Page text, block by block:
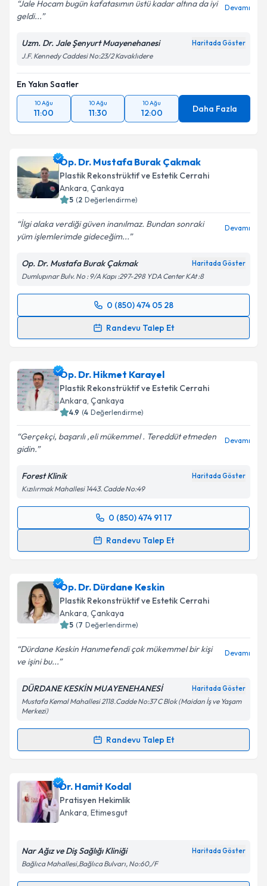
Jale Hocam bugün kafatasımın üstü kadar altına da iyi
geldi...
Devamı
Uzm. Dr. Jale Şenyurt Muayenehanesi Haritada Göster
J.F. Kennedy Caddesi No:23/2 Kavaklıdere
En Yakın Saatler
10 Ağu
11:00
10 Ağu
11:30
10 Ağu
12:00 Daha Fazla
Op. Dr. Mustafa Burak Çakmak
Plastik Rekonstrüktif ve Estetik Cerrahi
Ankara, Çankaya
5 (2 Değerlendirme)
İlgi alaka verdiği güven inanılmaz. Bundan sonraki
yüm işlemlerimde gideceğim...
Devamı
Op. Dr. Mustafa Burak Çakmak Haritada Göster
Dumlupınar Bulv. No : 9/A Kapı :297-298 YDA Center KAt :8
0 (850) 474 05 28
Randevu Talep Et
Randevu Takvimi Talebi
almanız için bir takvim hazırlandığında e-posta ile
bilgilendireceğiz.
E-posta Adresiniz
Metni
'ni okudum ve kişisel verilerimin belirtilen
kapsamda işlenmesini kabul ediyorum.
Takvim Talebini Gönder
Op. Dr. Hikmet Karayel
Plastik Rekonstrüktif ve Estetik Cerrahi
Ankara, Çankaya
4.9 (4 Değerlendirme)
Gerçekçi, başarılı ,eli mükemmel . Tereddüt etmeden
gidin.
Devamı
Forest Klinik Haritada Göster
Kızılırmak Mahallesi 1443. Cadde No:49
0 (850) 474 91 17
Randevu Talep Et
Randevu Takvimi Talebi
takvim hazırlandığında e-posta ile bilgilendireceğiz.
E-posta Adresiniz
'ni okudum ve kişisel verilerimin belirtilen
kapsamda işlenmesini kabul ediyorum.
Takvim Talebini Gönder
Op. Dr. Dürdane Keskin
Plastik Rekonstrüktif ve Estetik Cerrahi
Ankara, Çankaya
5 (7 Değerlendirme)
Dürdane Keskin Hanımefendi çok mükemmel bir kişi
ve işini bu...
Devamı
DÜRDANE KESKİN MUAYENEHANESİ Haritada Göster
Mustafa Kemal Mahallesi 2118.Cadde No:37 C Blok (Maidan İş ve Yaşam
Merkezi)
Randevu Talep Et
Randevu Takvimi Talebi
Op. Dr. Dürdane Keskin
oluşturun. Size bu uzmandan randevu almanız için bir
takvim hazırlandığında e-posta ile bilgilendireceğiz.
Dr. Hamit Kodal
Pratisyen Hekimlik
Ankara, Etimesgut
Nar Ağız ve Diş Sağlığı Kliniği Haritada Göster
Bağlıca Mahallesi,Bağlıca Bulvarı, No:60,/F